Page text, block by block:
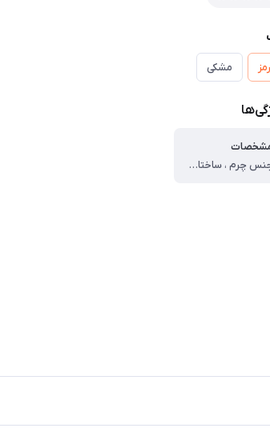
مشکی
جنس چرم ، ساختار مات ، طرح برجسته ، پوشش پشت ، پوشش دکمه ها ، پوشش لبه ها ، محافظ لنز دوربین